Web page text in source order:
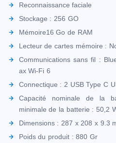
Reconnaissance faciale
Stockage : 256 GO
Mémoire16 Go de RAM
Lecteur de cartes mémoire :
Communications sans fil :
ax Wi-Fi 6
Connectique : 2 USB Type C
Capacité nominale de la
minimale de la batterie : 50,2
Dimensions : 287 x 208 x 9.3
Poids du produit : 880 Gr